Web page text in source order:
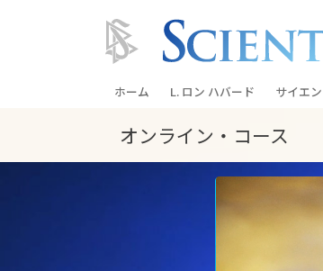
ホーム L. ロン ハバード サイエ
信条と実
サイエ
サイエ
ントロ
オンライン・コース